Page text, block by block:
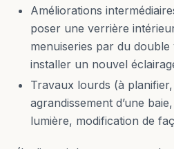
Améliorations
poser une verrière
menuiseries par du
installer un nouvel
Travaux lourds (à
agrandissement d’une
lumière, modification de